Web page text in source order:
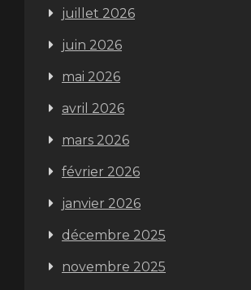
juillet 2026
juin 2026
mai 2026
avril 2026
mars 2026
février 2026
janvier 2026
décembre 2025
novembre 2025